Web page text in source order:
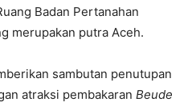
Badan Pertanahan
merupakan putra Aceh.
sambutan penutupan
atraksi pembakaran Beude